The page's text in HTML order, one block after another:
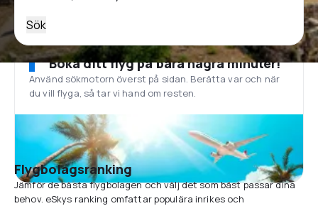
Sök
Boka ditt flyg på bara några minuter!
Använd sökmotorn överst på sidan. Berätta var och när
du vill flyga, så tar vi hand om resten.
Flygbolagsranking
Jämför de bästa flygbolagen och välj det som bäst passar dina
behov. eSkys ranking omfattar populära inrikes och